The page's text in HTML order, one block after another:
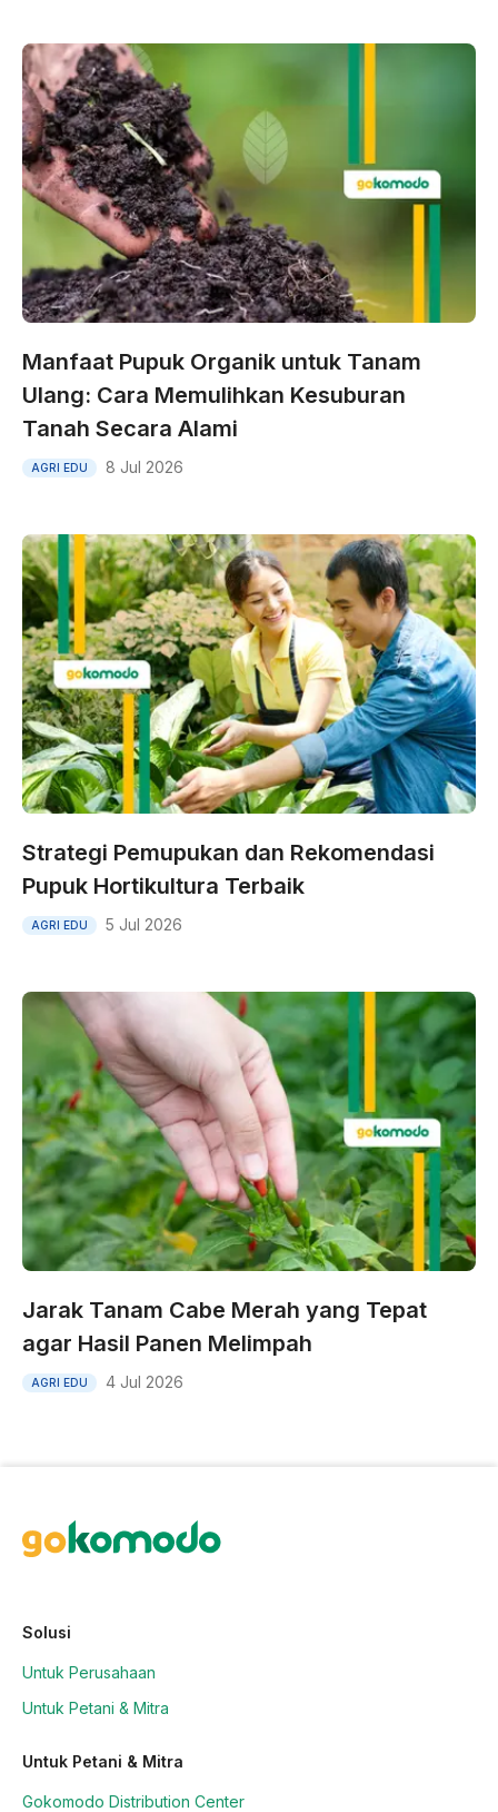
Manfaat Pupuk Organik untuk Tanam
Ulang: Cara Memulihkan Kesuburan
Tanah Secara Alami
AGRI EDU 8 Jul 2026
Strategi Pemupukan dan Rekomendasi
Pupuk Hortikultura Terbaik
AGRI EDU 5 Jul 2026
Jarak Tanam Cabe Merah yang Tepat
agar Hasil Panen Melimpah
AGRI EDU 4 Jul 2026
Solusi
Untuk Perusahaan
Untuk Petani & Mitra
Untuk Petani & Mitra
Gokomodo Distribution Center